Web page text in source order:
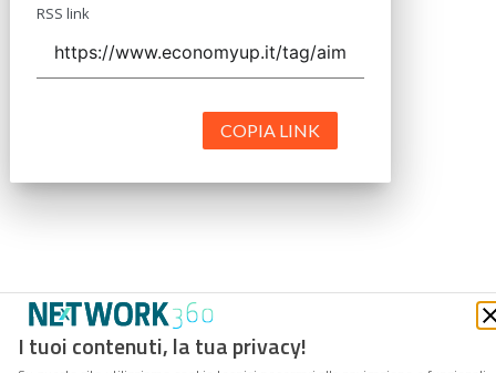
I tuoi contenuti, la tua privacy!
RSS link
COPIA LINK